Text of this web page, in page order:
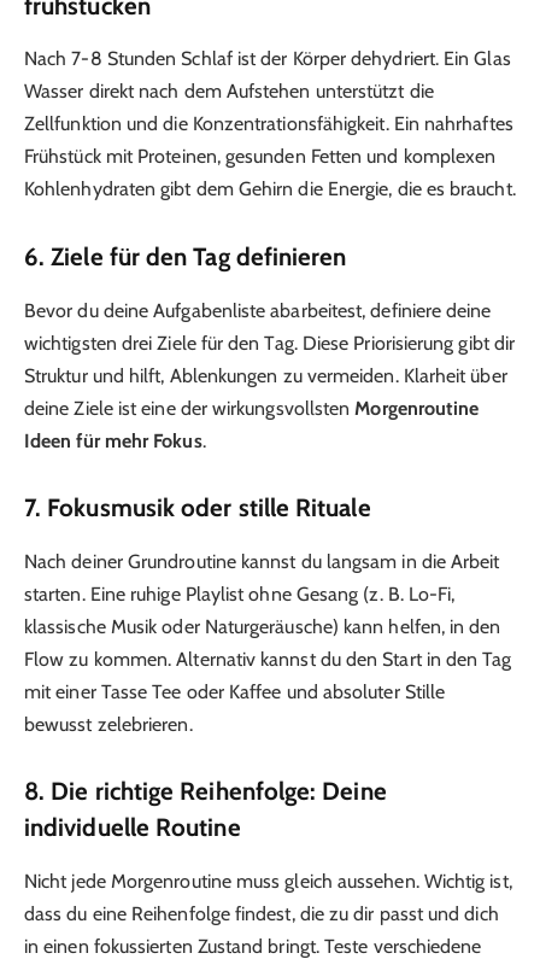
Nach 7-8 Stunden Schlaf ist der Körper dehydriert. Ein Glas
Wasser direkt nach dem Aufstehen unterstützt die
Zellfunktion und die Konzentrationsfähigkeit. Ein nahrhaftes
Frühstück mit Proteinen, gesunden Fetten und komplexen
Kohlenhydraten gibt dem Gehirn die Energie, die es braucht.
6. Ziele für den Tag definieren
Bevor du deine Aufgabenliste abarbeitest, definiere deine
wichtigsten drei Ziele für den Tag. Diese Priorisierung gibt dir
Struktur und hilft, Ablenkungen zu vermeiden. Klarheit über
deine Ziele ist eine der wirkungsvollsten Morgenroutine
Ideen für mehr Fokus.
7. Fokusmusik oder stille Rituale
Nach deiner Grundroutine kannst du langsam in die Arbeit
starten. Eine ruhige Playlist ohne Gesang (z. B. Lo-Fi,
klassische Musik oder Naturgeräusche) kann helfen, in den
Flow zu kommen. Alternativ kannst du den Start in den Tag
mit einer Tasse Tee oder Kaffee und absoluter Stille
bewusst zelebrieren.
8. Die richtige Reihenfolge: Deine
individuelle Routine
Nicht jede Morgenroutine muss gleich aussehen. Wichtig ist,
dass du eine Reihenfolge findest, die zu dir passt und dich
in einen fokussierten Zustand bringt. Teste verschiedene